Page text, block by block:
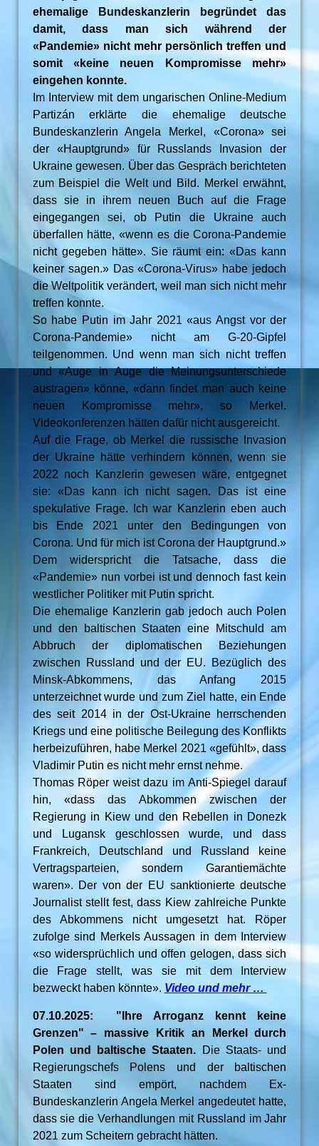
ehemalige Bundeskanzlerin begründet das
damit, dass man sich während der
«Pandemie» nicht mehr persönlich treffen und
somit «keine neuen Kompromisse mehr»
eingehen konnte.
Im Interview mit dem ungarischen Online-Medium
Partizán erklärte die ehemalige deutsche
Bundeskanzlerin Angela Merkel, «Corona» sei
der «Hauptgrund» für Russlands Invasion der
Ukraine gewesen. Über das Gespräch berichteten
zum Beispiel die Welt und Bild. Merkel erwähnt,
dass sie in ihrem neuen Buch auf die Frage
eingegangen sei, ob Putin die Ukraine auch
überfallen hätte, «wenn es die Corona-Pandemie
nicht gegeben hätte». Sie räumt ein: «Das kann
keiner sagen.» Das «Corona-Virus» habe jedoch
die Weltpolitik verändert, weil man sich nicht mehr
treffen konnte.
So habe Putin im Jahr 2021 «aus Angst vor der
Corona-Pandemie» nicht am G-20-Gipfel
teilgenommen. Und wenn man sich nicht treffen
und «Auge in Auge die Meinungsunterschiede
austragen» könne, «dann findet man auch keine
neuen Kompromisse mehr», so Merkel.
Videokonferenzen hätten dafür nicht ausgereicht.
Auf die Frage, ob Merkel die russische Invasion
der Ukraine hätte verhindern können, wenn sie
2022 noch Kanzlerin gewesen wäre, entgegnet
sie: «Das kann ich nicht sagen. Das ist eine
spekulative Frage. Ich war Kanzlerin eben auch
bis Ende 2021 unter den Bedingungen von
Corona. Und für mich ist Corona der Hauptgrund.»
Dem widerspricht die Tatsache, dass die
«Pandemie» nun vorbei ist und dennoch fast kein
westlicher Politiker mit Putin spricht.
Die ehemalige Kanzlerin gab jedoch auch Polen
und den baltischen Staaten eine Mitschuld am
Abbruch der diplomatischen Beziehungen
zwischen Russland und der EU. Bezüglich des
Minsk-Abkommens, das Anfang 2015
unterzeichnet wurde und zum Ziel hatte, ein Ende
des seit 2014 in der Ost-Ukraine herrschenden
Kriegs und eine politische Beilegung des Konflikts
herbeizuführen, habe Merkel 2021 «gefühlt», dass
Vladimir Putin es nicht mehr ernst nehme.
Thomas Röper weist dazu im Anti-Spiegel darauf
hin, «dass das Abkommen zwischen der
Regierung in Kiew und den Rebellen in Donezk
und Lugansk geschlossen wurde, und dass
Frankreich, Deutschland und Russland keine
Vertragsparteien, sondern Garantiemächte
waren». Der von der EU sanktionierte deutsche
Journalist stellt fest, dass Kiew zahlreiche Punkte
des Abkommens nicht umgesetzt hat. Röper
zufolge sind Merkels Aussagen in dem Interview
«so widersprüchlich und offen gelogen, dass sich
die Frage stellt, was sie mit dem Interview
bezweckt haben könnte». Video und mehr …
07.10.2025: "Ihre Arroganz kennt keine
Grenzen" – massive Kritik an Merkel durch
Polen und baltische Staaten.
Die Staats- und
Regierungschefs Polens und der baltischen
Staaten sind empört, nachdem Ex-
Bundeskanzlerin Angela Merkel angedeutet hatte,
dass sie die Verhandlungen mit Russland im Jahr
2021 zum Scheitern gebracht hätten.